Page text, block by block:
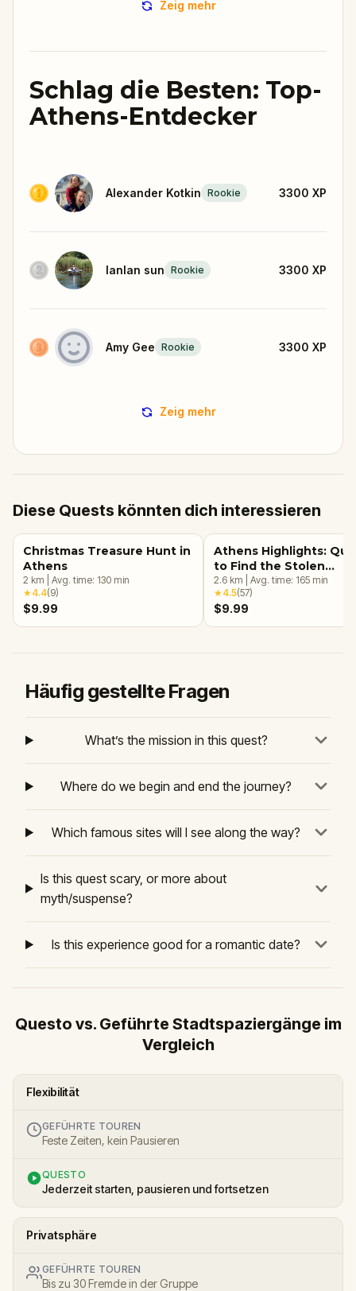
Zeig mehr
Schlag die Besten: Top-
Athens-Entdecker
Alexander Kotkin Rookie 3300 XP
lanlan sun Rookie 3300 XP
Amy Gee Rookie 3300 XP
Zeig mehr
Diese Quests könnten dich interessieren
Christmas Treasure Hunt in
Athens
2 km Avg. time: 130 min
★4.4(9)
$9.99
Athens Highlights:
to Find the Stolen
Treasures
2.6 km Avg. time: 165 min
★4.5(57)
$9.99
Häufig gestellte Fragen
What’s the mission in this quest?
Where do we begin and end the journey?
Which famous sites will I see along the way?
Is this quest scary, or more about
myth/suspense?
Is this experience good for a romantic date?
Questo vs. Geführte Stadtspaziergänge im
Vergleich
Flexibilität
GEFÜHRTE TOUREN
Feste Zeiten, kein Pausieren
QUESTO
Jederzeit starten, pausieren und fortsetzen
Privatsphäre
GEFÜHRTE TOUREN
Bis zu 30 Fremde in der Gruppe